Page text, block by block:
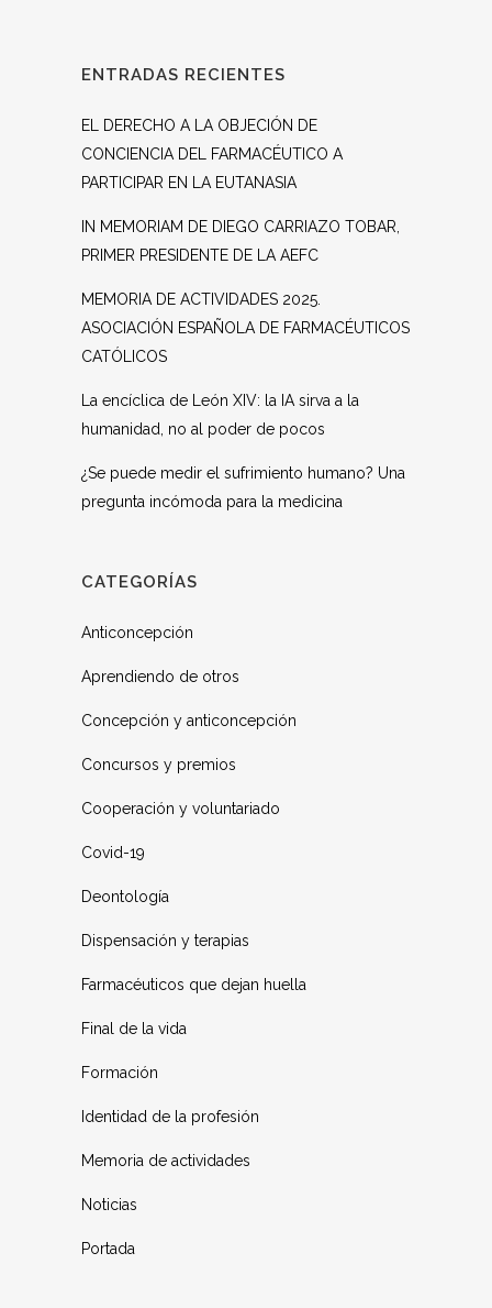
ENTRADAS RECIENTES
EL DERECHO A LA OBJECIÓN DE
CONCIENCIA DEL FARMACÉUTICO A
PARTICIPAR EN LA EUTANASIA
IN MEMORIAM DE DIEGO CARRIAZO TOBAR,
PRIMER PRESIDENTE DE LA AEFC
MEMORIA DE ACTIVIDADES 2025.
ASOCIACIÓN ESPAÑOLA DE FARMACÉUTICOS
CATÓLICOS
La encíclica de León XIV: la IA sirva a la
humanidad, no al poder de pocos
¿Se puede medir el sufrimiento humano? Una
pregunta incómoda para la medicina
CATEGORÍAS
Anticoncepción
Aprendiendo de otros
Concepción y anticoncepción
Concursos y premios
Cooperación y voluntariado
Covid-19
Deontología
Dispensación y terapias
Farmacéuticos que dejan huella
Final de la vida
Formación
Identidad de la profesión
Memoria de actividades
Noticias
Portada